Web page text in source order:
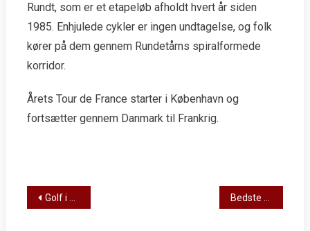
Rundt, som er et etapeløb afholdt hvert år siden
1985. Enhjulede cykler er ingen undtagelse, og folk
kører på dem gennem Rundetårns spiralformede
korridor.
Årets Tour de France starter i København og
fortsætter gennem Danmark til Frankrig.
Post
Golf i Danmark; Hvor populær er den? Bedste sportsvideospil i 2022